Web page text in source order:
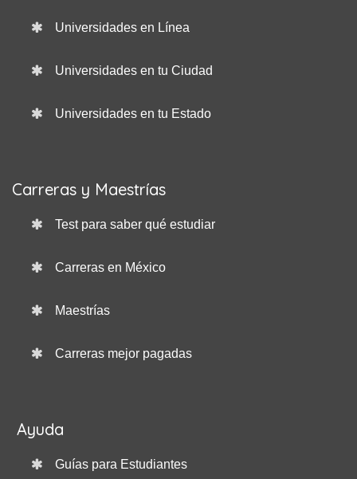
Universidades en Línea
Universidades en tu Ciudad
Universidades en tu Estado
Carreras y Maestrías
Test para saber qué estudiar
Carreras en México
Maestrías
Carreras mejor pagadas
Ayuda
Guías para Estudiantes